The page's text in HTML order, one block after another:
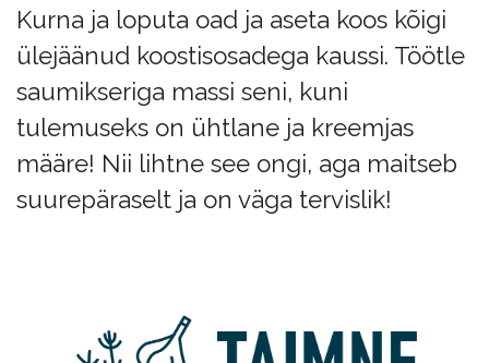
Kurna ja loputa oad ja aseta koos kõigi
ülejäänud koostisosadega kaussi. Töötle
saumikseriga massi seni, kuni
tulemuseks on ühtlane ja kreemjas
määre! Nii lihtne see ongi, aga maitseb
suurepäraselt ja on väga tervislik!